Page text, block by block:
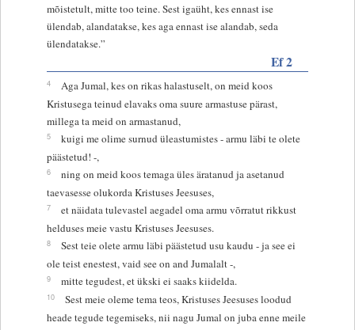
mõistetult, mitte too teine. Sest igaüht, kes ennast ise
ülendab, alandatakse, kes aga ennast ise alandab, seda
ülendatakse.”
Ef 2
4
Aga Jumal, kes on rikas halastuselt, on meid koos
Kristusega teinud elavaks oma suure armastuse pärast,
millega ta meid on armastanud,
5
kuigi me olime surnud üleastumistes - armu läbi te olete
päästetud! -,
6
ning on meid koos temaga üles äratanud ja asetanud
taevasesse olukorda Kristuses Jeesuses,
7
et näidata tulevastel aegadel oma armu võrratut rikkust
helduses meie vastu Kristuses Jeesuses.
8
Sest teie olete armu läbi päästetud usu kaudu - ja see ei
ole teist enestest, vaid see on and Jumalalt -,
9 mitte tegudest, et ükski ei saaks kiidelda.
10
Sest meie oleme tema teos, Kristuses Jeesuses loodud
heade tegude tegemiseks, nii nagu Jumal on juba enne meile